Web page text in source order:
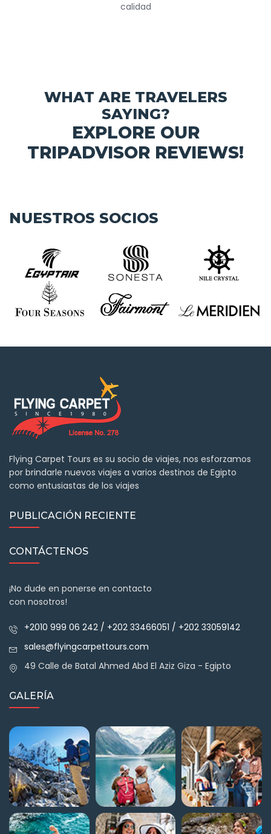
calidad
WHAT ARE TRAVELERS
SAYING?
EXPLORE OUR
TRIPADVISOR REVIEWS!
NUESTROS SOCIOS
Flying Carpet Tours es su socio de viajes, nos esforzamos
por brindarle nuevos viajes a varios destinos de Egipto
como entusiastas de los viajes
PUBLICACIÓN RECIENTE
CONTÁCTENOS
¡No dude en ponerse en contacto
con nosotros!
+2010 999 06 242 / +202 33466051 / +202 33059142
sales@flyingcarpettours.com
49 Calle de Batal Ahmed Abd El Aziz Giza - Egipto
GALERÍA